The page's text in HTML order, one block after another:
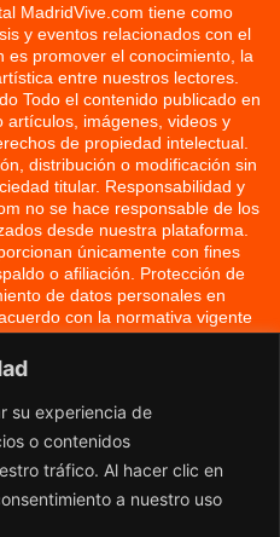
su experiencia de
o contenidos
tráfico. Al hacer clic en
a nuestro uso
MadridVive.com tiene como
y eventos relacionados con el
es promover el conocimiento, la
entre nuestros lectores.
Todo el contenido publicado en
artículos, imágenes, videos y
de propiedad intelectual.
distribución o modificación sin
titular. Responsabilidad y
no se hace responsable de los
desde nuestra plataforma.
únicamente con fines
o afiliación. Protección de
de datos personales en
con la normativa vigente
usuarios pueden ejercer sus
cancelación y oposición
a la dirección indicada en el
MadridVive.com se
o actualizar el contenido y la
previo aviso. Este aviso legal
de 2024. Para más información,
dirección de correo electrónico
nuestro sitio web oficial: